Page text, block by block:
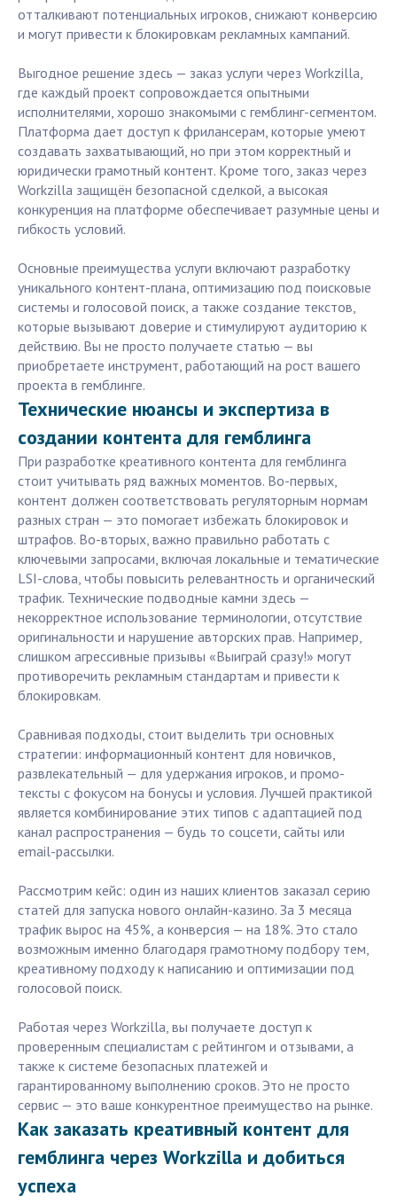
отталкивают потенциальных игроков, снижают конверсию
и могут привести к блокировкам рекламных кампаний.
Выгодное решение здесь — заказ услуги через Workzilla,
где каждый проект сопровождается опытными
исполнителями, хорошо знакомыми с гемблинг-сегментом.
Платформа дает доступ к фрилансерам, которые умеют
создавать захватывающий, но при этом корректный и
юридически грамотный контент. Кроме того, заказ через
Workzilla защищён безопасной сделкой, а высокая
конкуренция на платформе обеспечивает разумные цены и
гибкость условий.
Основные преимущества услуги включают разработку
уникального контент-плана, оптимизацию под поисковые
системы и голосовой поиск, а также создание текстов,
которые вызывают доверие и стимулируют аудиторию к
действию. Вы не просто получаете статью — вы
приобретаете инструмент, работающий на рост вашего
проекта в гемблинге.
Технические нюансы и экспертиза в
создании контента для гемблинга
При разработке креативного контента для гемблинга
стоит учитывать ряд важных моментов. Во-первых,
контент должен соответствовать регуляторным нормам
разных стран — это помогает избежать блокировок и
штрафов. Во-вторых, важно правильно работать с
ключевыми запросами, включая локальные и тематические
LSI-слова, чтобы повысить релевантность и органический
трафик. Технические подводные камни здесь —
некорректное использование терминологии, отсутствие
оригинальности и нарушение авторских прав. Например,
слишком агрессивные призывы «Выиграй сразу!» могут
противоречить рекламным стандартам и привести к
блокировкам.
Сравнивая подходы, стоит выделить три основных
стратегии: информационный контент для новичков,
развлекательный — для удержания игроков, и промо-
тексты с фокусом на бонусы и условия. Лучшей практикой
является комбинирование этих типов с адаптацией под
канал распространения — будь то соцсети, сайты или
email-рассылки.
Рассмотрим кейс: один из наших клиентов заказал серию
статей для запуска нового онлайн-казино. За 3 месяца
трафик вырос на 45%, а конверсия — на 18%. Это стало
возможным именно благодаря грамотному подбору тем,
креативному подходу к написанию и оптимизации под
голосовой поиск.
Работая через Workzilla, вы получаете доступ к
проверенным специалистам с рейтингом и отзывами, а
также к системе безопасных платежей и
гарантированному выполнению сроков. Это не просто
сервис — это ваше конкурентное преимущество на рынке.
Как заказать креативный контент для
гемблинга через Workzilla и добиться
успеха